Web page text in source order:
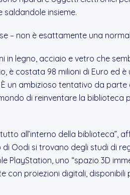
saldandole insieme.
– non è esattamente una
in legno, acciaio e vetro che
è costata 98 milioni di Euro ed è
un ambizioso tentativo da parte
di reinventare la biblioteca
all’interno della biblioteca”,
Oodi si trovano degli studi di
PlayStation, uno “spazio 3D
con proiezioni digitali, disponibili